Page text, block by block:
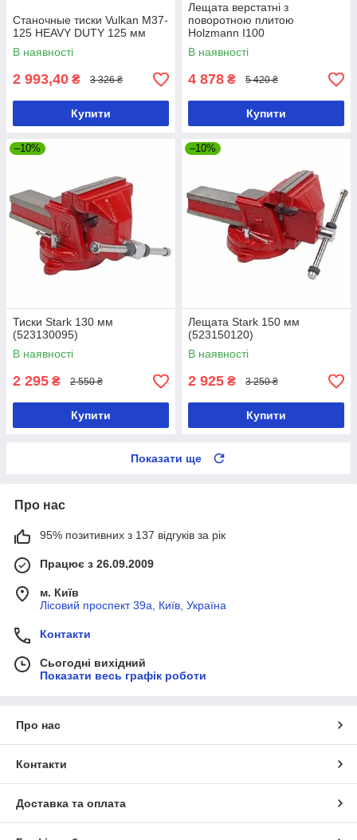
Станочные тиски Vulkan M37-
125 HEAVY DUTY 125 мм
В наявності
2 993,40 ₴ 3 326 ₴
Купити
Лещата верстатні з
поворотною плитою
Holzmann I100
В наявності
4 878 ₴ 5 420 ₴
Купити
–10%
Тиски Stark 130 мм
(523130095)
В наявності
2 295 ₴ 2 550 ₴
Купити
–10%
Лещата Stark 150 мм
(523150120)
В наявності
2 925 ₴ 3 250 ₴
Купити
Показати ще
Про нас
95% позитивних з 137 відгуків за рік
Працює з 26.09.2009
м. Київ
Лісовий проспект 39а, Київ, Україна
Контакти
Сьогодні вихідний
Показати весь графік роботи
Про нас
Контакти
Доставка та оплата